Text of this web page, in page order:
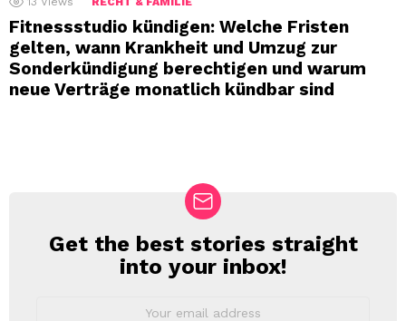
Fitnessstudio kündigen: Welche Fristen
gelten, wann Krankheit und Umzug zur
Sonderkündigung berechtigen und warum
neue Verträge monatlich kündbar sind
NEWSLETTER
Get the best stories straight
into your inbox!